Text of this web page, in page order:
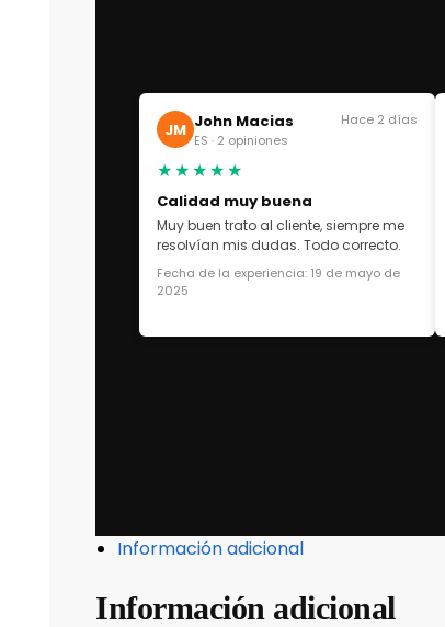
JM John Macias
ES · 2 opiniones
Hace 2 días
★★★★★
Calidad muy buena
Muy buen trato al cliente, siempre me
resolvían mis dudas. Todo correcto.
Fecha de la experiencia: 19 de mayo de
2025
Información adicional
Información adicional